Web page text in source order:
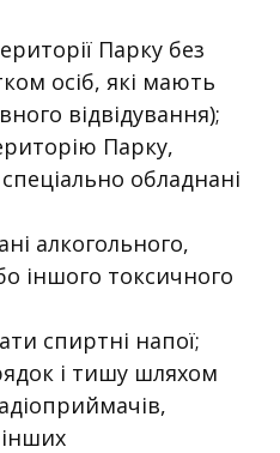
Парку без
осіб, які мають
відвідування);
Парку,
обладнані
алкогольного,
іншого токсичного
спиртні напої;
і тишу шляхом